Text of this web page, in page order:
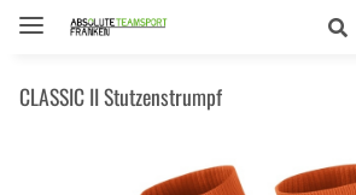
CLASSIC II Stutzenstrumpf